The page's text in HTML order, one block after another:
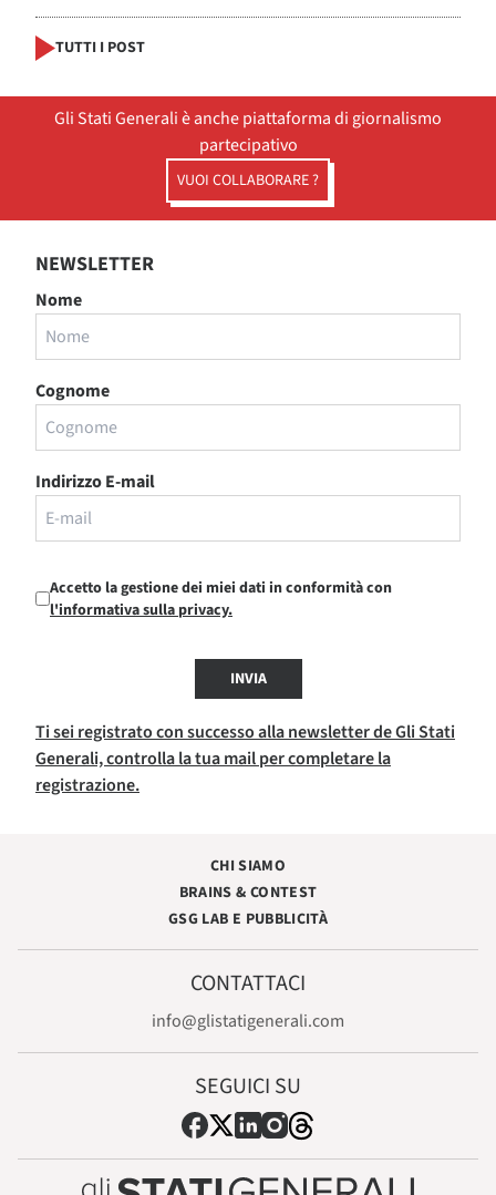
TUTTI I POST
Gli Stati Generali è anche piattaforma di giornalismo
partecipativo
VUOI COLLABORARE ?
NEWSLETTER
Nome
Cognome
Indirizzo E-mail
Accetto la gestione dei miei dati in conformità con
l'informativa sulla privacy.
INVIA
Ti sei registrato con successo alla newsletter de Gli Stati
Generali, controlla la tua mail per completare la
registrazione.
CHI SIAMO
BRAINS & CONTEST
GSG LAB E PUBBLICITÀ
CONTATTACI
info@glistatigenerali.com
SEGUICI SU